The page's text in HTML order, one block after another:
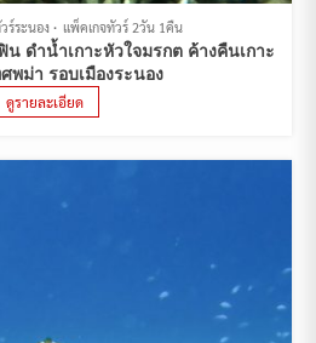
ร์ระนอง แพ็คเกจทัวร์ 2วัน 1คืน
ดำน้ำเกาะหัวใจมรกต ค้างคืนเกาะ
พม่า รอบเมืองระนอง
ดูรายละเอียด